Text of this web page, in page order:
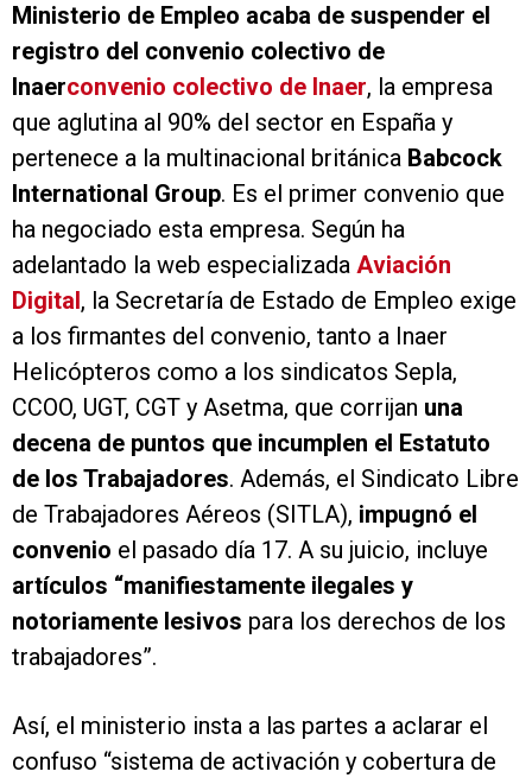
Ministerio de Empleo acaba de suspender el
registro del convenio colectivo de
Inaerconvenio colectivo de Inaer, la empresa
que aglutina al 90% del sector en España y
pertenece a la multinacional británica Babcock
International Group. Es el primer convenio que
ha negociado esta empresa. Según ha
adelantado la web especializada Aviación
Digital, la Secretaría de Estado de Empleo exige
a los firmantes del convenio, tanto a Inaer
Helicópteros como a los sindicatos Sepla,
CCOO, UGT, CGT y Asetma, que corrijan una
decena de puntos que incumplen el Estatuto
de los Trabajadores. Además, el Sindicato Libre
de Trabajadores Aéreos (SITLA), impugnó el
convenio el pasado día 17. A su juicio, incluye
artículos “manifiestamente ilegales y
notoriamente lesivos para los derechos de los
trabajadores”.
Así, el ministerio insta a las partes a aclarar el
confuso “sistema de activación y cobertura de